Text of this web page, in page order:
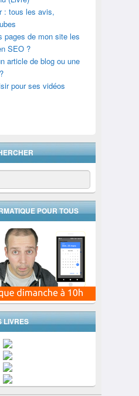
: tous les avis,
pages de mon site les
SEO ?
article de blog ou une
pour ses vidéos
POUR TOUS
LIVRES